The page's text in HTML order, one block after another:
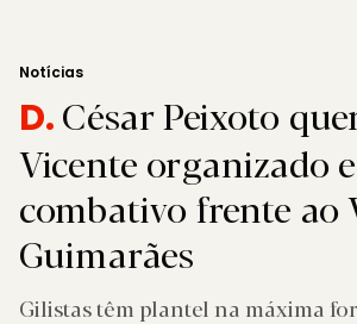
Notícias
D.César Peixoto
Vicente organizado e
combativo frente ao
Guimarães
Gilistas têm plantel na máxima